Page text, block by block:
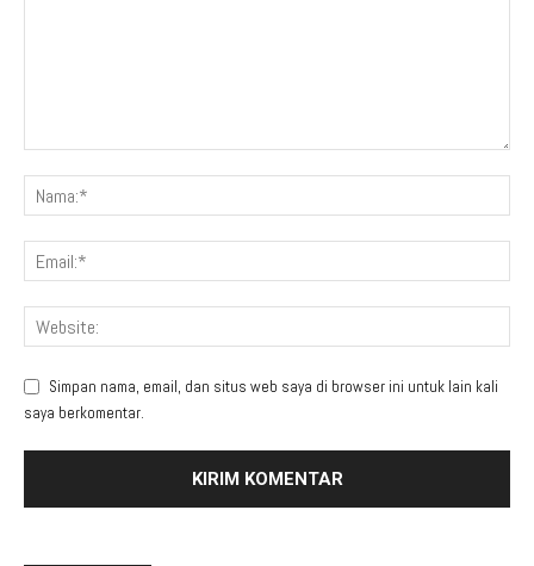
Simpan nama, email, dan situs web saya di browser ini untuk lain kali
saya berkomentar.